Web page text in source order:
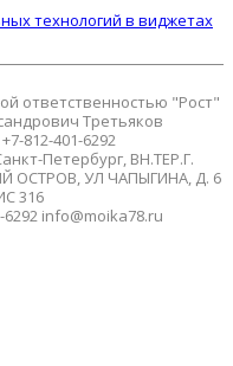
технологий в виджетах
ответственностью "Рост"
Третьяков
812-401-6292
Петербург, ВН.ТЕР.Г.
ОСТРОВ, УЛ ЧАПЫГИНА, Д. 6
316
info@moika78.ru